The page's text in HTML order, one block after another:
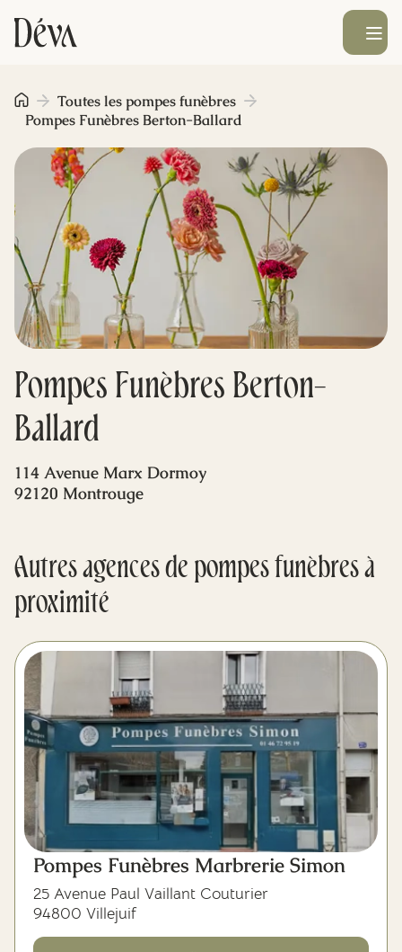
Obsèques
Prévoyance
Monument funéraire
Livraison de fleurs
Blog
Ouvrir le
Pompes Funèbres Berton-
Ballard
Toutes les pompes funèbres
Pompes Funèbres Berton-Ballard
114 Avenue Marx Dormoy
92120 Montrouge
Autres agences de pompes funèbres à
proximité
Pompes Funèbres Marbrerie Simon
25 Avenue Paul Vaillant Couturier
94800 Villejuif